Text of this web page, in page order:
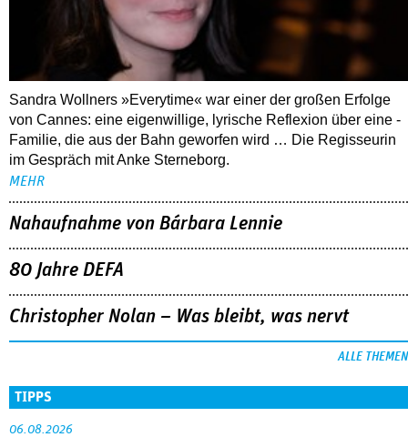
Sandra Wollners »Everytime« war einer der großen Erfolge
von Cannes: eine eigenwillige, lyrische Reflexion über eine ­
Familie, die aus der Bahn geworfen wird … Die Regisseurin
im Gespräch mit Anke Sterneborg.
MEHR
Nahaufnahme von Bárbara Lennie
80 Jahre DEFA
Christopher Nolan – Was bleibt, was nervt
ALLE THEMEN
TIPPS
06.08.2026